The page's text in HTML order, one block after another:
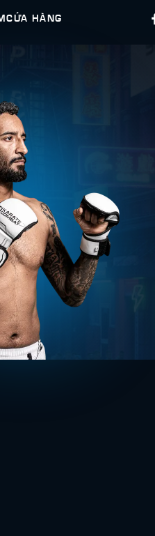
CỬA HÀNG